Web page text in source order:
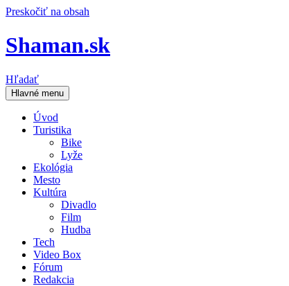
Preskočiť na obsah
Shaman.sk
Hľadať
Hlavné menu
Úvod
Turistika
Bike
Lyže
Ekológia
Mesto
Kultúra
Divadlo
Film
Hudba
Tech
Video Box
Fórum
Redakcia